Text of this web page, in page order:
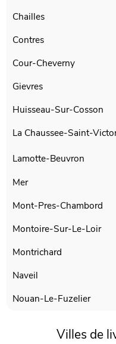
Chailles
Contres
Cour-Cheverny
Gievres
Huisseau-Sur-Cosson
La Chaussee-Saint-
Lamotte-Beuvron
Mer
Mont-Pres-Chambord
Montoire-Sur-Le-Loir
Montrichard
Naveil
Nouan-Le-Fuzelier
Villes de